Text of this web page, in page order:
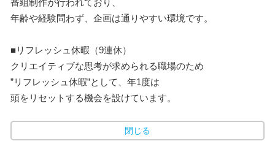
年齢や経験問わず、企画は通りやすい環境です。
■リフレッシュ休暇（9連休）
クリエイティブな思考が求められる職場のため
”リフレッシュ休暇”として、年1度は
頭をリセットする機会を設けています。
閉じる